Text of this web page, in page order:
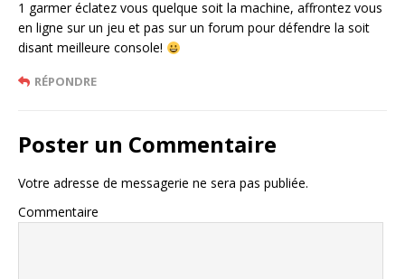
1 garmer éclatez vous quelque soit la machine, affrontez vous
en ligne sur un jeu et pas sur un forum pour défendre la soit
disant meilleure console!
RÉPONDRE
Poster un Commentaire
Votre adresse de messagerie ne sera pas publiée.
Commentaire